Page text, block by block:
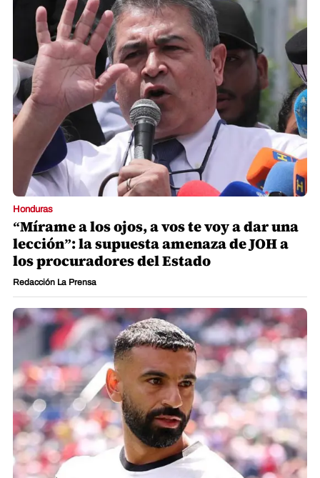
Honduras
“Mírame a los ojos, a vos te voy a dar una
lección”: la supuesta amenaza de JOH a
los procuradores del Estado
Redacción La Prensa